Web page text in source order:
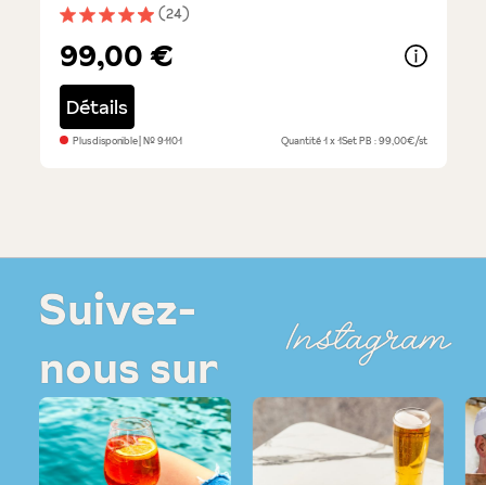
Note moyenne de 4.9 sur 5 étoiles
(24)
99,00 €
Détails
Plus disponible| №91101 Quantité1 x 1SetPB : 99,00€/st
Suivez-
nous sur
Instagram